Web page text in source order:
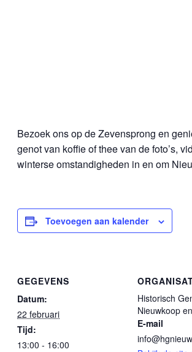
Bezoek ons op de Zevensprong en
genot van koffie of thee van de foto’s,
winterse omstandigheden in en om
Toevoegen aan kalender
GEGEVENS
Datum:
22 februari
Tijd:
13:00 - 16:00
Historisch
Nieuwkoop
E-mail